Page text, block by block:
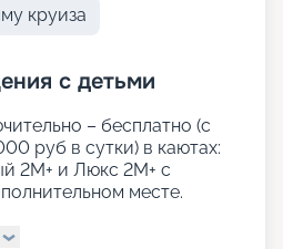
круиза
с детьми
– бесплатно (с
руб в сутки) в каютах:
2М+ и Люкс 2М+ с
месте.